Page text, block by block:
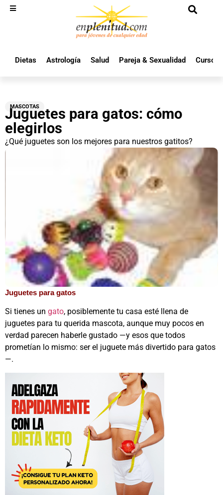
Dietas Astrología Salud Pareja & Sexualidad Cursos
MASCOTAS
Juguetes para gatos: cómo
elegirlos
¿Qué juguetes son los mejores para nuestros gatitos?
Juguetes para gatos
Si tienes un gato, posiblemente tu casa esté llena de
juguetes para tu querida mascota, aunque muy pocos en
verdad parecen haberle gustado —y esos que todos
prometían lo mismo: ser el juguete más divertido para gatos
—.